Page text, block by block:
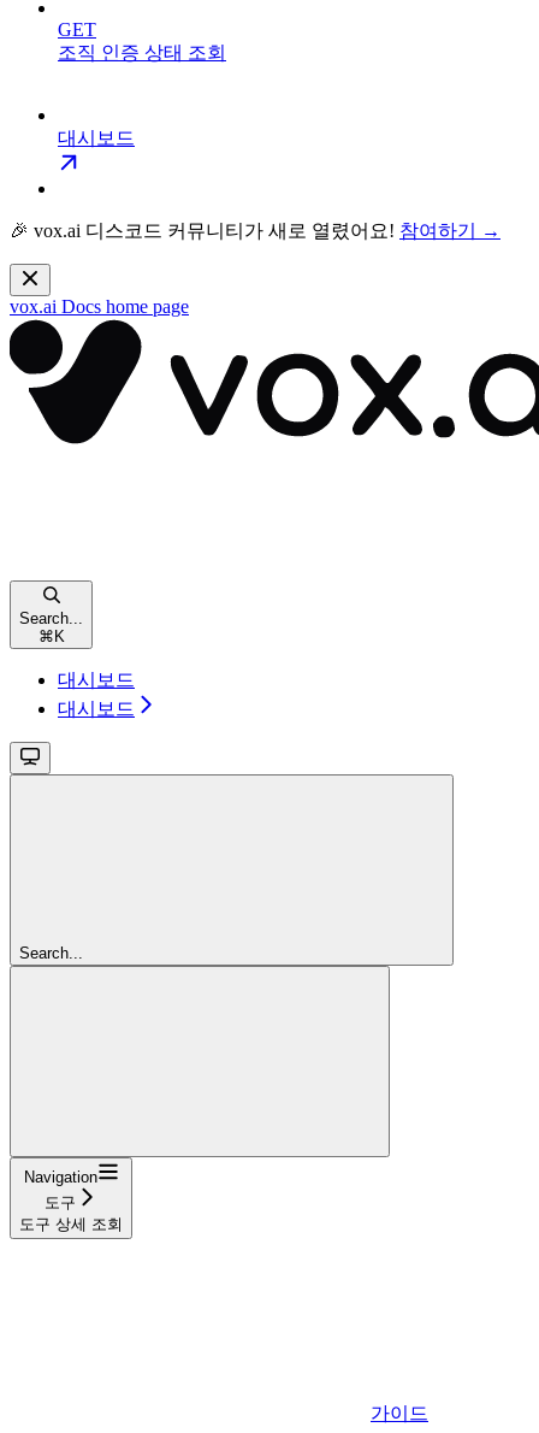
GET
조직 인증 상태 조회
대시보드
🎉 vox.ai 디스코드 커뮤니티가 새로 열렸어요! 참여하기 →
vox.ai Docs home page
Search...
⌘ K
대시보드
대시보드
Search...
Navigation
도구
도구 상세 조회
가이드